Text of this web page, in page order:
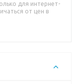
для интернет-
от цен в